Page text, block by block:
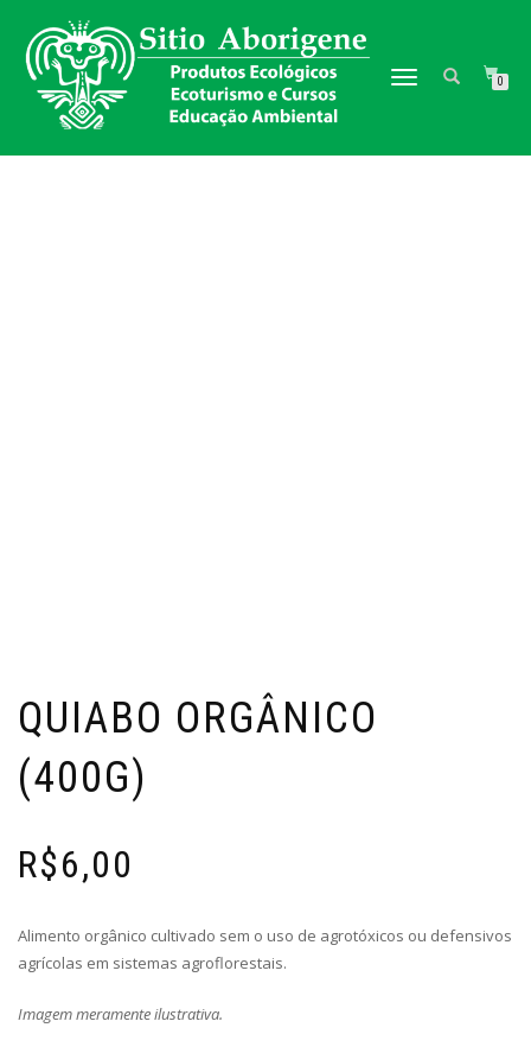
TOGGLE NAVIGATION
0
QUIABO ORGÂNICO
(400G)
R$6,00
Alimento orgânico cultivado sem o uso de agrotóxicos ou defensivos
agrícolas em sistemas agroflorestais.
Imagem meramente ilustrativa.